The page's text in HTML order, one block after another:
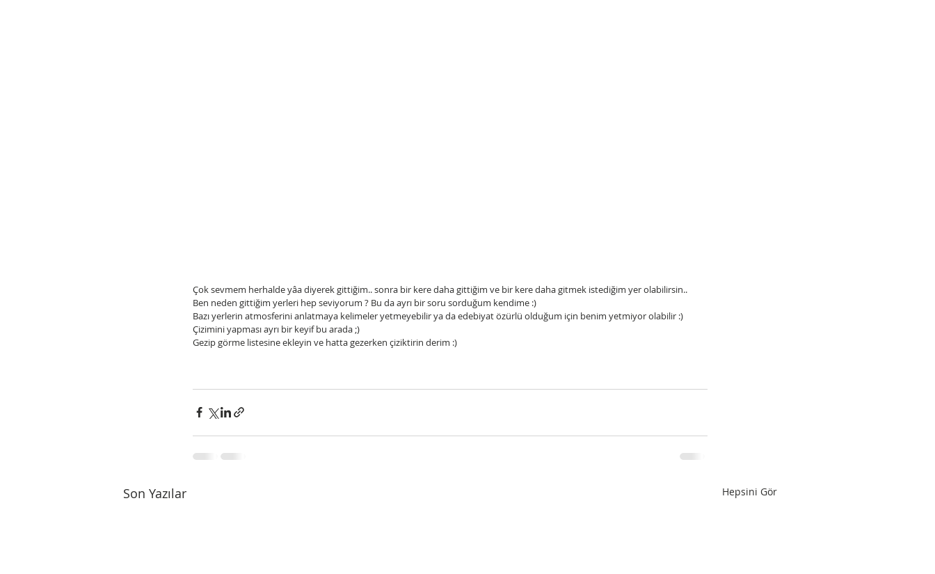
Çok sevmem herhalde yâa diyerek gittiğim.. sonra bir kere daha gittiğim ve bir kere daha gitmek istediğim yer olabilirsin..
Ben neden gittiğim yerleri hep seviyorum ? Bu da ayrı bir soru sorduğum kendime :)
Bazı yerlerin atmosferini anlatmaya kelimeler yetmeyebilir ya da edebiyat özürlü olduğum için benim yetmiyor olabilir :)
Çizimini yapması ayrı bir keyif bu arada ;)
Gezip görme listesine ekleyin ve hatta gezerken çiziktirin derim :)
Son Yazılar Hepsini Gör